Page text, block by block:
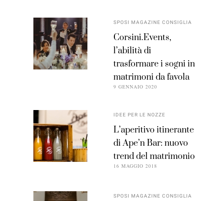
SPOSI MAGAZINE CONSIGLIA
Corsini.Events,
l’abilità di
trasformare i sogni in
matrimoni da favola
9 GENNAIO 2020
IDEE PER LE NOZZE
L’aperitivo itinerante
di Ape’n Bar: nuovo
trend del matrimonio
16 MAGGIO 2018
SPOSI MAGAZINE CONSIGLIA